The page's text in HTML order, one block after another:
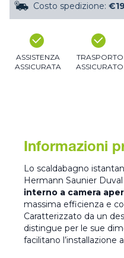
Costo spedizione:
ASSISTENZA
ASSICURATA
TRASPORTO
ASSICURATO
Informazioni
Lo scaldabagno
Hermann Saunier
interno a camera
massima efficienza e
Caratterizzato da un
distingue per le sue
facilitano l’installazione